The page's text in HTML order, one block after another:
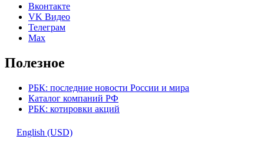
Вконтакте
VK Видео
Телеграм
Max
Полезное
РБК: последние новости России и мира
Каталог компаний РФ
РБК: котировки акций
English (USD)